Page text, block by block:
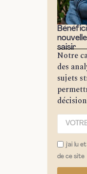
saisir
Notre
des
sujets
j'ai lu
de ce site